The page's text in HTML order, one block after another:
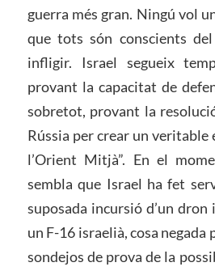
guerra més gran. Ningú vol
que tots són conscients
infligir. Israel segueix
provant la capacitat de
sobretot, provant la
Rússia per crear un
l’Orient Mitjà”. En el
sembla que Israel ha fet
suposada incursió d’un
un F-16 israelià, cosa negada
sondejos de prova de la